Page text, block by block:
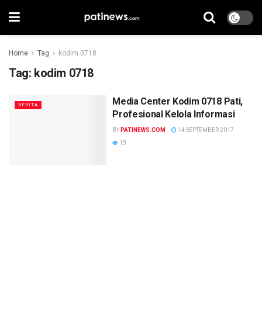
Home Tag kodim 0718
Tag: kodim 0718
BERITA
Media Center Kodim 0718 Pati,
Profesional Kelola Informasi
BY PATINEWS.COM
14 SEPTEMBER 2017
19